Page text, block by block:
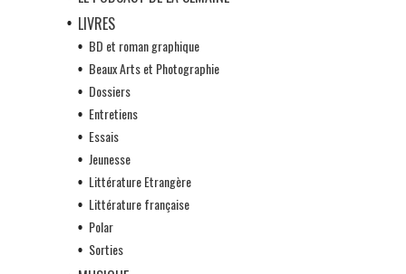
LIVRES
BD et roman graphique
Beaux Arts et Photographie
Dossiers
Entretiens
Essais
Jeunesse
Littérature Etrangère
Littérature française
Polar
Sorties